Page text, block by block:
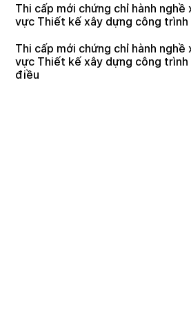
Thi cấp mới chứng chỉ hành nghề
vực Thiết kế xây dựng công trình
Thi cấp mới chứng chỉ hành nghề
vực Thiết kế xây dựng công
điều